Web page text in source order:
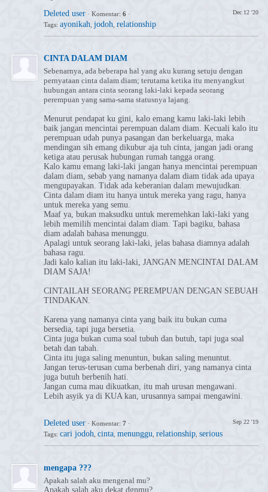
Deleted user
Dec 12 '20
· Komentar: 6 ·
Tags: ayonikah jodoh relationship
CINTA DALAM DIAM
Sebenarnya, ada beberapa hal yang aku kurang setuju dengan
pernyataan cinta dalam diam; terutama ketika itu menyangkut
hubungan antara cinta seorang laki-laki kepada seorang
perempuan yang sama-sama statusnya lajang.
Menurut pendapat ku gini, kalo emang kamu laki-laki lebih
baik jangan mencintai perempuan dalam diam. Kecuali kalo itu
perempuan udah punya pasangan dan berkeluarga, maka
mendingan sih emang dikubur aja tuh cinta, jangan jadi orang
ketiga atau perusak hubungan rumah tangga orang.
Kalo kamu emang laki-laki jangan hanya mencintai perempuan
dalam diam, sebab yang namanya dalam diam tidak ada upaya
mengupayakan. Tidak ada keberanian dalam mewujudkan.
Cinta dalam diam itu hanya untuk mereka yang ragu, hanya
untuk mereka yang semu.
Maaf ya, bukan maksudku untuk meremehkan laki-laki yang
lebih memilih mencintai dalam diam. Tapi bagiku, bahasa
diam adalah bahasa menunggu.
Apalagi untuk seorang laki-laki, jelas bahasa diamnya adalah
bahasa ragu.
Jadi kalo kalian itu laki-laki, JANGAN MENCINTAI DALAM
DIAM SAJA!
CINTAILAH SEORANG PEREMPUAN DENGAN SEBUAH
TINDAKAN.
Karena yang namanya cinta yang baik itu bukan cuma
bersedia, tapi juga bersetia.
Cinta juga bukan cuma soal tubuh dan butuh, tapi juga soal
betah dan tabah.
Cinta itu juga saling menuntun, bukan saling menuntut.
Jangan terus-terusan cuma berbenah diri, yang namanya cinta
juga butuh berbenih hati.
Jangan cuma mau dikuatkan, itu mah urusan mengawani.
Lebih asyik ya di KUA kan, urusannya sampai mengawini.
Deleted user Sep 22 '19
· Komentar: 7 ·
Tags: cari jodoh cinta menunggu relationship serious
mengapa ???
Apakah salah aku mengenal mu?
Apakah salah aku dekat dgnmu?